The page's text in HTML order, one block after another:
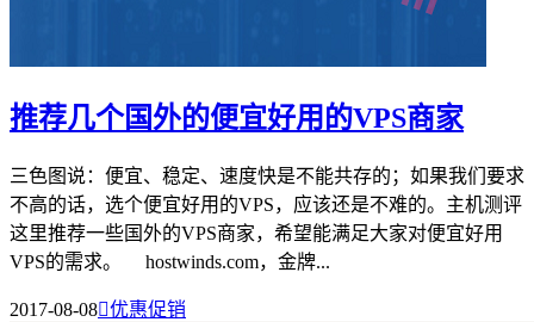
推荐几个国外的便宜好用的VPS商家
三色图说：便宜、稳定、速度快是不能共存的；如果我们要求
不高的话，选个便宜好用的VPS，应该还是不难的。主机测评
这里推荐一些国外的VPS商家，希望能满足大家对便宜好用
VPS的需求。 hostwinds.com，金牌...
2017-08-08优惠促销